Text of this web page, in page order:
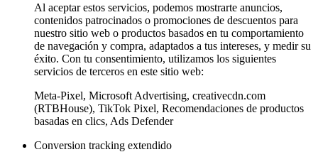
Al aceptar estos servicios, podemos mostrarte anuncios,
contenidos patrocinados o promociones de descuentos para
nuestro sitio web o productos basados en tu comportamiento
de navegación y compra, adaptados a tus intereses, y medir su
éxito. Con tu consentimiento, utilizamos los siguientes
servicios de terceros en este sitio web:
Meta-Pixel, Microsoft Advertising, creativecdn.com
(RTBHouse), TikTok Pixel, Recomendaciones de productos
basadas en clics, Ads Defender
Conversion tracking extendido